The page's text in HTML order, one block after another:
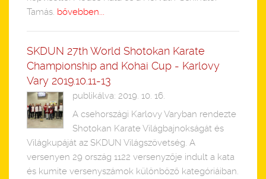
Tamás. bővebben...
SKDUN 27th World Shotokan Karate
Championship and Kohai Cup - Karlovy
Vary 2019.10.11-13
publikálva: 2019. 10. 16.
A csehországi Karlovy Varyban rendezte
Shotokan Karate Világbajnokságát és
Világkupáját az SKDUN Világszövetség. A
versenyen 29 ország 1122 versenyzője indult a kata
és kumite versenyszámok különböző kategóriáiban.